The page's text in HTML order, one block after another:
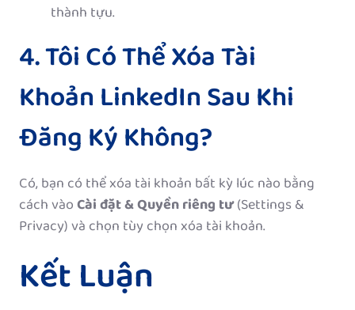
thành tựu.
4. Tôi Có Thể Xóa Tài
Khoản LinkedIn Sau Khi
Đăng Ký Không?
Có, bạn có thể xóa tài khoản bất kỳ lúc nào bằng
cách vàoCài đặt & Quyền riêng tư(Settings &
Privacy) và chọn tùy chọn xóa tài khoản.
Kết Luận